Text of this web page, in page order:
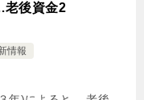
老後資金2
情報